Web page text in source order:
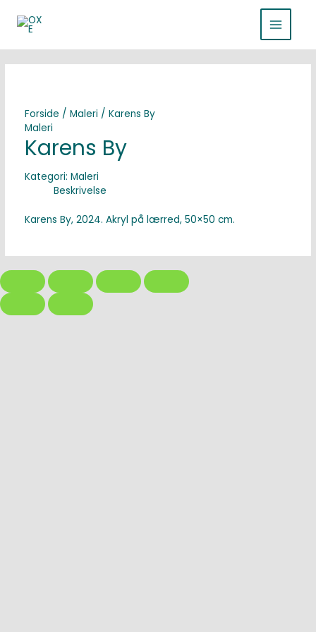
indholdet
MAIN
MENU
Forside / Maleri / Karens By
Maleri
Karens By
Kategori: Maleri
Beskrivelse
Karens By, 2024. Akryl på lærred, 50×50 cm.